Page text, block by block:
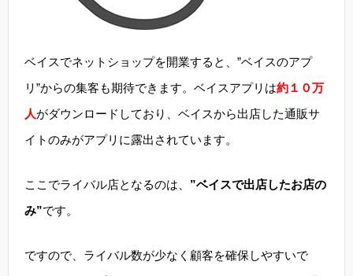
ベイスでネットショップを開業すると、”ベイスのアプ
リ”からの集客も期待できます。ベイスアプリは約１０万
人がダウンロードしており、ベイスから出店した通販サ
イトのみがアプリに露出されています。
ここでライバル店となるのは、 ”ベイスで出店したお店の
み”です。
ですので、ライバル数が少なく顧客を確保しやすいで